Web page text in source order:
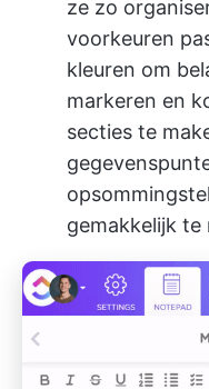
ze zo
voorkeuren
kleuren om
markeren en
secties te
gemakkelijk te